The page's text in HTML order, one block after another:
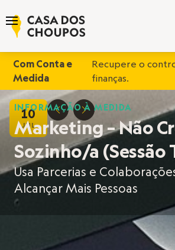
Com Conta e
Medida
Recupere o
finanças.
10
JUL
D E
INFORMAÇÃO À MEDIDA
Marketing – Não
Sozinho/a (Sessão
Usa Parcerias e
Alcançar Mais Pessoas